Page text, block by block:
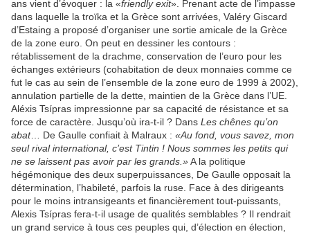
ans vient d’évoquer : la «friendly exit». Prenant acte de l’impasse
dans laquelle la troïka et la Grèce sont arrivées, Valéry Giscard
d’Estaing a proposé d’organiser une sortie amicale de la Grèce
de la zone euro. On peut en dessiner les contours :
rétablissement de la drachme, conservation de l’euro pour les
échanges extérieurs (cohabitation de deux monnaies comme ce
fut le cas au sein de l’ensemble de la zone euro de 1999 à 2002),
annulation partielle de la dette, maintien de la Grèce dans l’UE.
Aléxis Tsípras impressionne par sa capacité de résistance et sa
force de caractère. Jusqu’où ira-t-il ? Dans Les chênes qu’on
abat… De Gaulle confiait à Malraux : «Au fond, vous savez, mon
seul rival international, c’est Tintin ! Nous sommes les petits qui
ne se laissent pas avoir par les grands.»A la politique
hégémonique des deux superpuissances, De Gaulle opposait la
détermination, l’habileté, parfois la ruse. Face à des dirigeants
pour le moins intransigeants et financièrement tout-puissants,
Alexis Tsípras fera-t-il usage de qualités semblables ? Il rendrait
un grand service à tous ces peuples qui, d’élection en élection,